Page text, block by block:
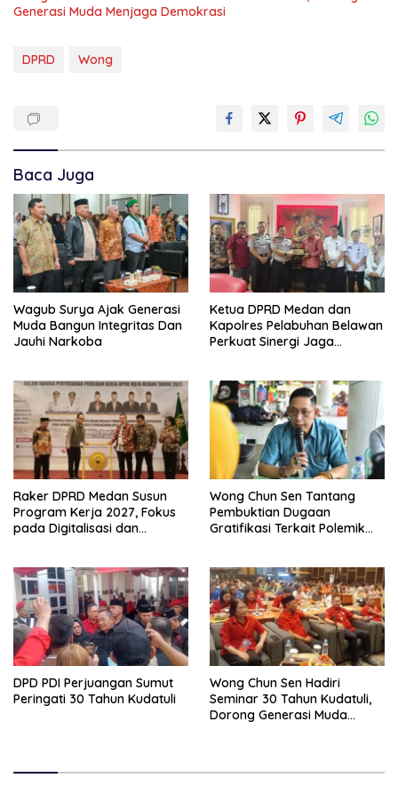
Generasi Muda Menjaga Demokrasi
DPRD Wong
Baca Juga
Wagub Surya Ajak Generasi
Muda Bangun Integritas Dan
Jauhi Narkoba
Ketua DPRD Medan dan
Kapolres Pelabuhan Belawan
Perkuat Sinergi Jaga
Belawan
Raker DPRD Medan Susun
Program Kerja 2027, Fokus
pada Digitalisasi dan
Wong Chun Sen Tantang
Pembuktian Dugaan
Gratifikasi Terkait Polemik
DPD PDI Perjuangan Sumut
Peringati 30 Tahun Kudatuli
Wong Chun Sen Hadiri
Seminar 30 Tahun Kudatuli,
Dorong Generasi Muda